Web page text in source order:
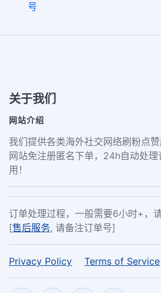
号
关于我们
网站介绍
我们提供各类海外社交网络刷粉点赞
网站免注册匿名下单，24h自动处
用！
订单处理过程，一般需要6小时+，请
[售后服务, 请备注订单号]
Privacy Policy Terms of Service